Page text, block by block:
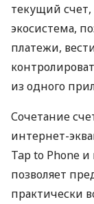
текущий
экосистема,
платежи,
из одного
Сочетание
интернет-
Tap to Phone
позволяет
практически